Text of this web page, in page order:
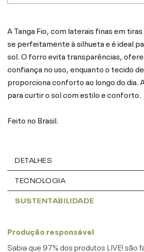
A Tanga Fio, com laterais finas em
se perfeitamente à silhueta e é ideal
sol. O forro evita transparências,
confiança no uso, enquanto o tecido
proporciona conforto ao longo do dia.
para curtir o sol com estilo e conforto.
Feito no Brasil.
DETALHES
TECNOLOGIA
SUSTENTABILIDADE
Produção responsável
Sabia que 97% dos produtos LIVE! são